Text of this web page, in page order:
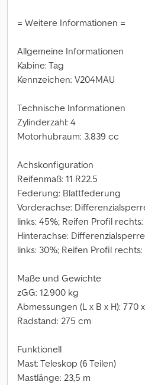
= Weitere Informationen =
Allgemeine Informationen
Kabine: Tag
Kennzeichen: V204MAU
Technische Informationen
Zylinderzahl: 4
Motorhubraum: 3.839 cc
Achskonfiguration
Reifenmaß: 11 R22.5
Federung: Blattfederung
Vorderachse:
links: 45%; Reifen Profil
Hinterachse:
links: 30%; Reifen Profil
Maße und Gewichte
zGG: 12.900 kg
Abmessungen (L x B x H): 770
Radstand: 275 cm
Funktionell
Mast: Teleskop (6 Teilen)
Mastlänge: 23,5 m